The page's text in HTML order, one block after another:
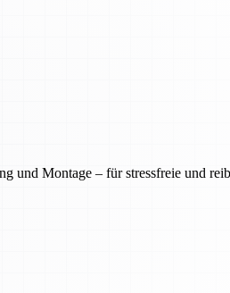
und Montage – für stressfreie und